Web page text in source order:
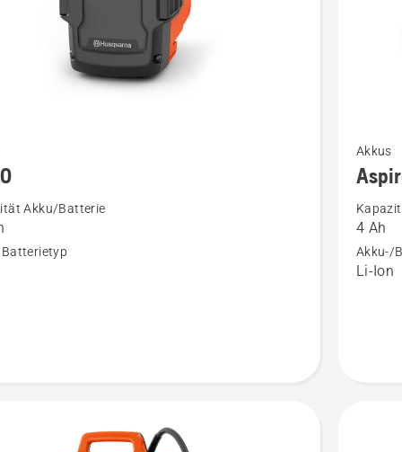
Akku/Batterie
Details
Aspire®
P4A
Akkus
4 Ah
Akku-/
Li-Ion